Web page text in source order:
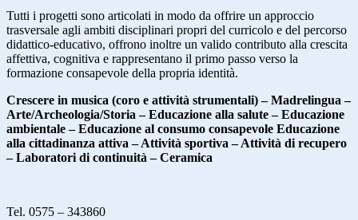
Tutti i progetti sono articolati in modo da offrire un approccio
trasversale agli ambiti disciplinari propri del curricolo e del percorso
didattico-educativo, offrono inoltre un valido contributo alla crescita
affettiva, cognitiva e rappresentano il primo passo verso la
formazione consapevole della propria identità.
Crescere in musica (coro e attività strumentali) – Madrelingua –
Arte/Archeologia/Storia – Educazione alla salute – Educazione
ambientale – Educazione al consumo consapevole Educazione
alla cittadinanza attiva – Attività sportiva – Attività di recupero
– Laboratori di continuità – Ceramica
Tel. 0575 – 343860